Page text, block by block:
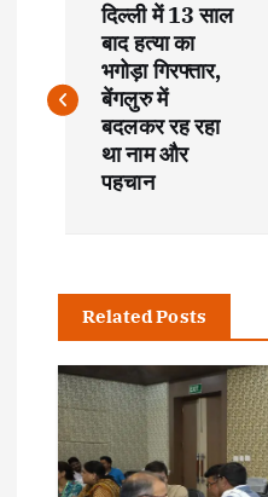
s
a
v
g
दिल्ली में 13 साल
बाद हत्या का
भगोड़ा गिरफ्तार,
बेंगलुरु में
बदलकर रह रहा
था नाम और
पहचान
Related Posts